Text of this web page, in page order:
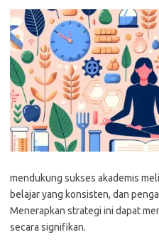
mendukung sukses akademis
belajar yang konsisten, dan
Menerapkan strategi ini dapat
secara signifikan.